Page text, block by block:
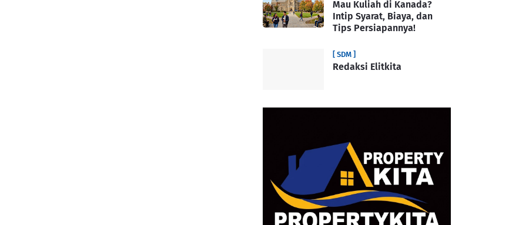
Mau Kuliah di Kanada?
Intip Syarat, Biaya, dan
Tips Persiapannya!
[ SDM ]
Redaksi Elitkita